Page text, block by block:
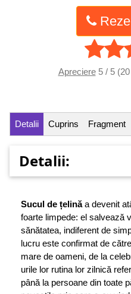
Apreciere5 / 5 (20
Detalii Cuprins Fragment
Detalii:
Sucul de țelinăa devenit
foarte limpede: el salvează
sănătatea, indiferent de
lucru este confirmat de
mare de oameni, de la
urile lor rutina lor zilnică
până la persoane din toate